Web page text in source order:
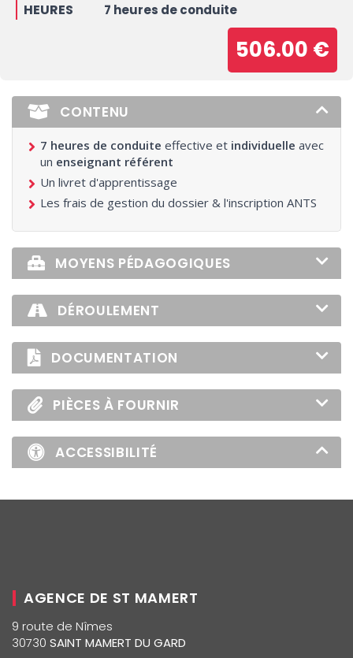
HEURES 7 heures de conduite
506.00 €
CONTENU
7 heures de conduite effective et individuelle avec
un enseignant référent
Un livret d'apprentissage
Les frais de gestion du dossier & l'inscription ANTS
MOYENS PÉDAGOGIQUES
DÉROULEMENT
DOCUMENTATION
PIÈCES À FOURNIR
ACCESSIBILITÉ
AGENCE DE ST MAMERT
9 route de Nîmes
30730 SAINT MAMERT DU GARD